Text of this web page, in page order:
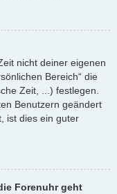
nicht deiner eigenen
Bereich“ die
Zeit, ...) festlegen.
Benutzern geändert
ist dies ein guter
Forenuhr geht